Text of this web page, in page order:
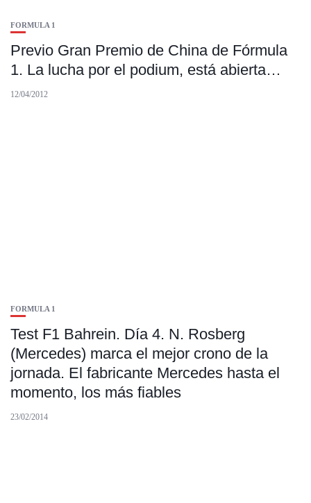
FORMULA 1
Previo Gran Premio de China de Fórmula
1. La lucha por el podium, está abierta…
12/04/2012
FORMULA 1
Test F1 Bahrein. Día 4. N. Rosberg
(Mercedes) marca el mejor crono de la
jornada. El fabricante Mercedes hasta el
momento, los más fiables
23/02/2014